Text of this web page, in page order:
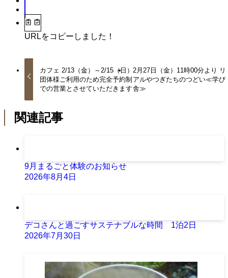
URLをコピーしました！
カフェ 2/13（金）～2/15（日）
団体様ご利用のため完全予約制
での営業とさせていただきます
2月27日（金）11時00分より リ
アルやつぎたちのつどい≪学び
舎≫
関連記事
9月まるごと体験のお知らせ
2026年8月4日
デコさんと過ごすサステナブルな時間 1泊2日
2026年7月30日